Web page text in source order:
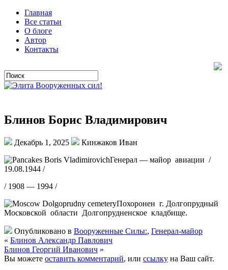
Главная
Все статьи
О блоге
Автор
Контакты
Блинов Борис Владимирович
Декабрь 1, 2025
Кинжаков Иван
Генерал — майор авиации /
19.08.1944 /
/ 1908 — 1994 /
Похоронен г. Долгопрудный
Московской области Долгопрудненское кладбище.
Опубликовано в Вооруженные Силы:, Генерал-майор
« Блинов Александр Павлович
Блинов Георгий Иванович »
Вы можете оставить комментарий, или ссылку на Ваш сайт.